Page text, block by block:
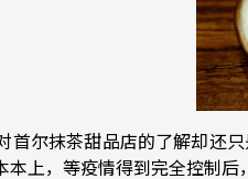
尔抹茶甜品店的了解却还只
上，等疫情得到完全控制后